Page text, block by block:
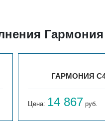
Гармония
ГАРМОНИЯ
Цена: 14 867 руб.